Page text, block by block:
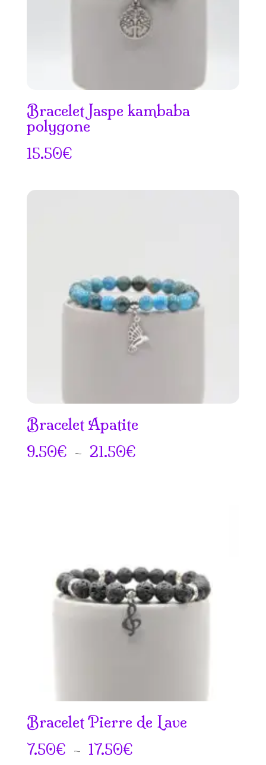
Bracelet Jaspe kambaba
polygone
15.50€
Bracelet Apatite
9.50€ – 21.50€Plage
21.50€
Bracelet Pierre de Lave
7.50€ – 17.50€Plage